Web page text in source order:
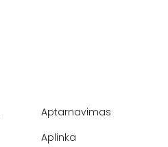
Aptarnavimas
Aplinka